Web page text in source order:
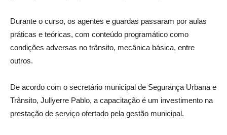
Durante o curso, os agentes e guardas passaram por aulas
práticas e teóricas, com conteúdo programático como
condições adversas no trânsito, mecânica básica, entre
outros.
De acordo com o secretário municipal de Segurança Urbana e
Trânsito, Jullyerre Pablo, a capacitação é um investimento na
prestação de serviço ofertado pela gestão municipal.